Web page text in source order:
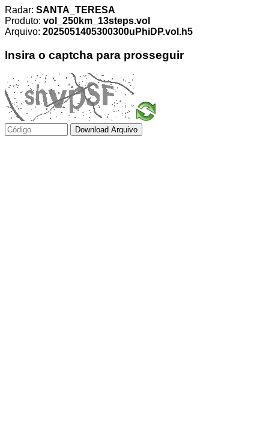
Radar: SANTA_TERESA
Produto: vol_250km_13steps.vol
Arquivo: 2025051405300300uPhiDP.vol.h5
Insira o captcha para prosseguir